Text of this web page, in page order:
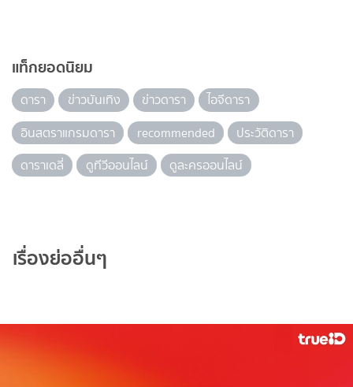
แท็กยอดนิยม
ดารา ข่าวบันเทิง ข่าวดารา
ไอจีดารา
อินสตราแกรมดารา
recommended
ประวัติดารา
ดาราเดลี่
ดูทีวีออนไลน์ ดูละครออนไลน์
เรื่องย่ออื่นๆ